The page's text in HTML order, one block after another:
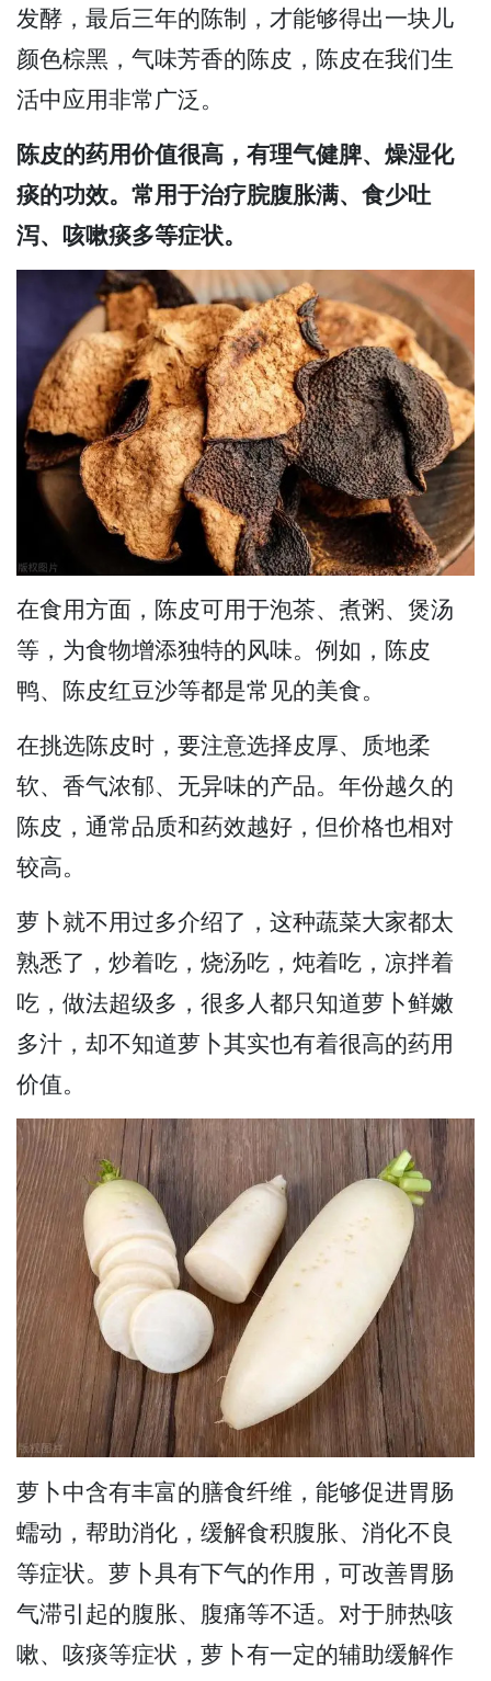
发酵，最后三年的陈制，才能够得出一块儿
颜色棕黑，气味芳香的陈皮，陈皮在我们生
活中应用非常广泛。
陈皮的药用价值很高，有理气健脾、燥湿化
痰的功效。常用于治疗脘腹胀满、食少吐
泻、咳嗽痰多等症状。
在食用方面，陈皮可用于泡茶、煮粥、煲汤
等，为食物增添独特的风味。例如，陈皮
鸭、陈皮红豆沙等都是常见的美食。
在挑选陈皮时，要注意选择皮厚、质地柔
软、香气浓郁、无异味的产品。年份越久的
陈皮，通常品质和药效越好，但价格也相对
较高。
萝卜就不用过多介绍了，这种蔬菜大家都太
熟悉了，炒着吃，烧汤吃，炖着吃，凉拌着
吃，做法超级多，很多人都只知道萝卜鲜嫩
多汁，却不知道萝卜其实也有着很高的药用
价值。
萝卜中含有丰富的膳食纤维，能够促进胃肠
蠕动，帮助消化，缓解食积腹胀、消化不良
等症状。萝卜具有下气的作用，可改善胃肠
气滞引起的腹胀、腹痛等不适。对于肺热咳
嗽、咳痰等症状，萝卜有一定的辅助缓解作